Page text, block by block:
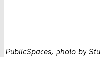
PublicSpaces, photo by